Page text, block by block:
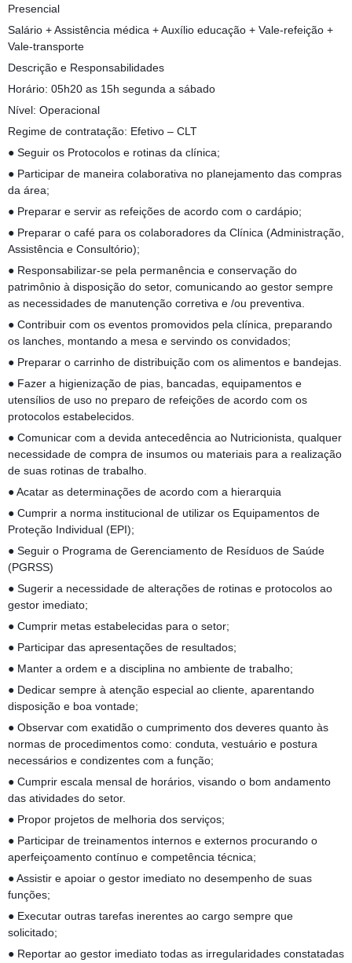
Presencial
Salário + Assistência médica + Auxílio educação + Vale-refeição +
Vale-transporte
Descrição e Responsabilidades
Horário: 05h20 as 15h segunda a sábado
Nível: Operacional
Regime de contratação: Efetivo – CLT
● Seguir os Protocolos e rotinas da clínica;
● Participar de maneira colaborativa no planejamento das compras
da área;
● Preparar e servir as refeições de acordo com o cardápio;
● Preparar o café para os colaboradores da Clínica (Administração,
Assistência e Consultório);
● Responsabilizar-se pela permanência e conservação do
patrimônio à disposição do setor, comunicando ao gestor sempre
as necessidades de manutenção corretiva e /ou preventiva.
● Contribuir com os eventos promovidos pela clínica, preparando
os lanches, montando a mesa e servindo os convidados;
● Preparar o carrinho de distribuição com os alimentos e bandejas.
● Fazer a higienização de pias, bancadas, equipamentos e
utensílios de uso no preparo de refeições de acordo com os
protocolos estabelecidos.
● Comunicar com a devida antecedência ao Nutricionista, qualquer
necessidade de compra de insumos ou materiais para a realização
de suas rotinas de trabalho.
● Acatar as determinações de acordo com a hierarquia
● Cumprir a norma institucional de utilizar os Equipamentos de
Proteção Individual (EPI);
● Seguir o Programa de Gerenciamento de Resíduos de Saúde
(PGRSS)
● Sugerir a necessidade de alterações de rotinas e protocolos ao
gestor imediato;
● Cumprir metas estabelecidas para o setor;
● Participar das apresentações de resultados;
● Manter a ordem e a disciplina no ambiente de trabalho;
● Dedicar sempre à atenção especial ao cliente, aparentando
disposição e boa vontade;
● Observar com exatidão o cumprimento dos deveres quanto às
normas de procedimentos como: conduta, vestuário e postura
necessários e condizentes com a função;
● Cumprir escala mensal de horários, visando o bom andamento
das atividades do setor.
● Propor projetos de melhoria dos serviços;
● Participar de treinamentos internos e externos procurando o
aperfeiçoamento contínuo e competência técnica;
● Assistir e apoiar o gestor imediato no desempenho de suas
funções;
● Executar outras tarefas inerentes ao cargo sempre que
solicitado;
● Reportar ao gestor imediato todas as irregularidades constatadas